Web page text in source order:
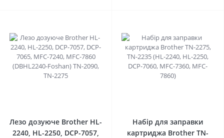
Лезо дозуюче Brother HL-
2240, HL-2250, DCP-7057,
Набір для заправки
картриджа Brother TN-